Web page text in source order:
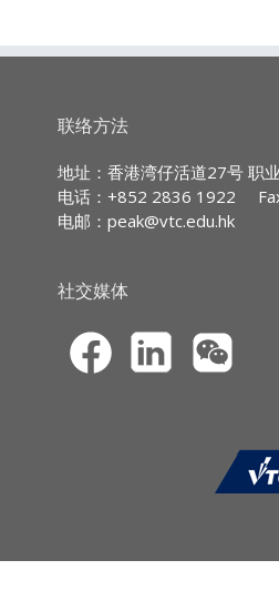
判断价格走势和制定投资决
成交量的分析
股价升跌信号
止赚止蚀厘定
低买高卖交易
实战策略制定
课程报名
CPD网上虚拟课程的
费。本院只处理填写
身份证 / 护照 / 旅行
持续专业进修
IA CPD Hours:
MPFA Non-core CPD
HKMA ECF CPD
联络方法
地址：香港湾仔活道27号 职
电话：+852 2836 1922
电邮： peak@vtc.edu.hk
社交媒体